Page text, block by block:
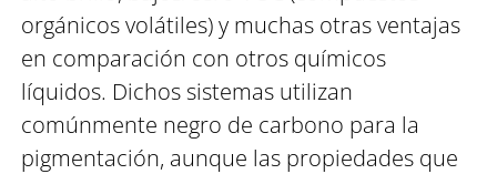
orgánicos volátiles) y muchas otras ventajas
en comparación con otros químicos
líquidos. Dichos sistemas utilizan
comúnmente negro de carbono para la
pigmentación, aunque las propiedades que